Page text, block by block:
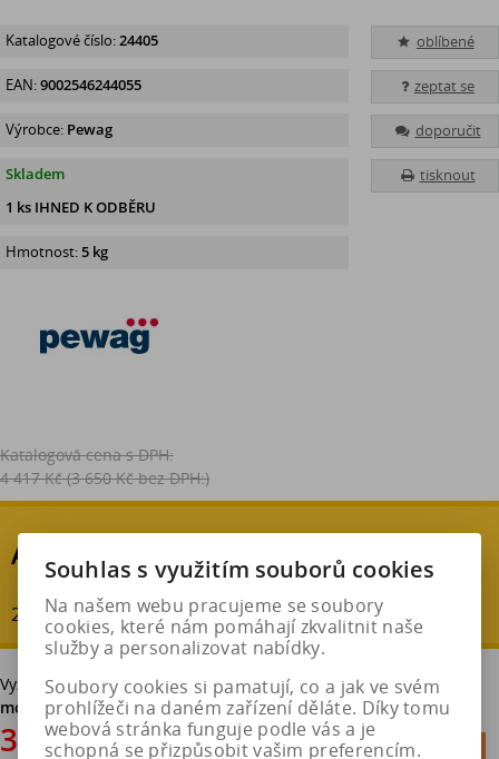
oblíbené
zeptat se
doporučit
tisknout
Katalogové číslo:24405
EAN:9002546244055
Výrobce: Pewag
Skladem
1 ks IHNED K ODBĚRU
Hmotnost:5 kg
Katalogová cena s DPH:
4 417 Kč (3 650 Kč bez DPH:)
AKČNÍ SLEVA
20 % - ušetříte : 884 Kč
Vyzvednutí v pneuservisu v Hradci Králové bez poplatku. Možná
montáž.
3 533 Kč

Souhlas s využitím souborů cookies
Na našem webu pracujeme se soubory
cookies, které nám pomáhají zkvalitnit naše
služby a personalizovat nabídky.
Soubory cookies si pamatují, co a jak ve svém
prohlížeči na daném zařízení děláte. Díky tomu
webová stránka funguje podle vás a je
schopná se přizpůsobit vašim preferencím.